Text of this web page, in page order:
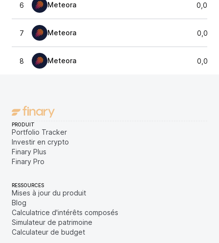
6 Meteora
7 Meteora
8 Meteora
PRODUIT
Portfolio Tracker
Investir en crypto
Finary Plus
Finary Pro
RESSOURCES
Mises à jour du produit
Blog
Calculatrice d'intérêts composés
Simulateur de patrimoine
Calculateur de budget